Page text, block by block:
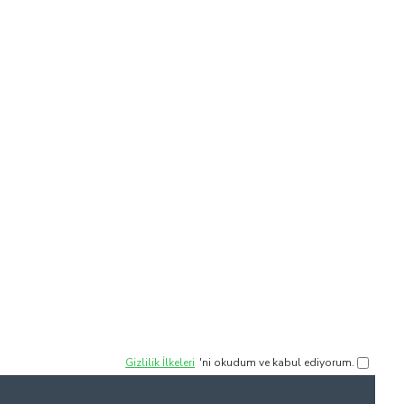
Gizlilik İlkeleri 'ni okudum ve kabul ediyorum.